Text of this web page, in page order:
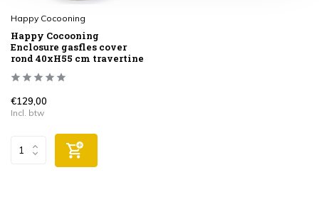
Happy Cocooning
Happy Cocooning
Enclosure gasfles cover
rond 40xH55 cm travertine
€129,00
Incl. btw